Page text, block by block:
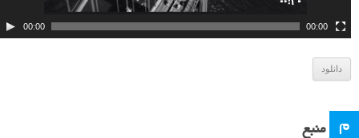
و
00:00 00:00
دانلود
م منبع